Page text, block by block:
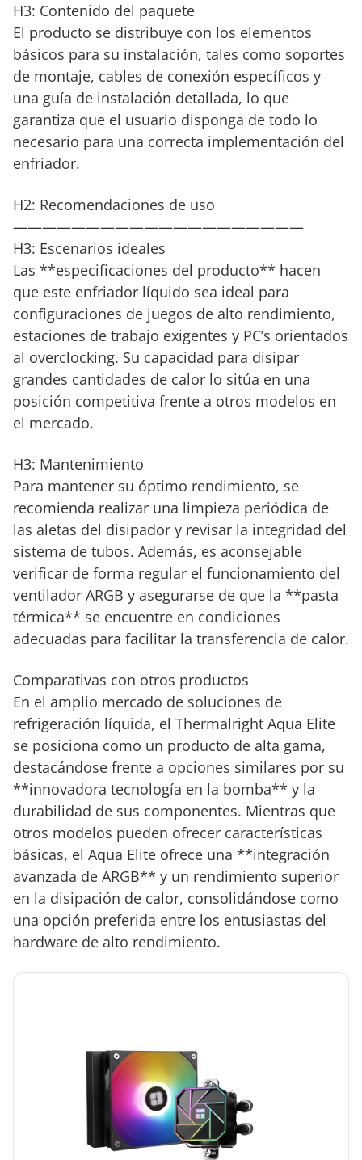
H3: Contenido del paquete
El producto se distribuye con los elementos
básicos para su instalación, tales como soportes
de montaje, cables de conexión específicos y
una guía de instalación detallada, lo que
garantiza que el usuario disponga de todo lo
necesario para una correcta implementación del
enfriador.
H2: Recomendaciones de uso
————————————————————
H3: Escenarios ideales
Las **especificaciones del producto** hacen
que este enfriador líquido sea ideal para
configuraciones de juegos de alto rendimiento,
estaciones de trabajo exigentes y PC’s orientados
al overclocking. Su capacidad para disipar
grandes cantidades de calor lo sitúa en una
posición competitiva frente a otros modelos en
el mercado.
H3: Mantenimiento
Para mantener su óptimo rendimiento, se
recomienda realizar una limpieza periódica de
las aletas del disipador y revisar la integridad del
sistema de tubos. Además, es aconsejable
verificar de forma regular el funcionamiento del
ventilador ARGB y asegurarse de que la **pasta
térmica** se encuentre en condiciones
adecuadas para facilitar la transferencia de calor.
Comparativas con otros productos
En el amplio mercado de soluciones de
refrigeración líquida, el Thermalright Aqua Elite
se posiciona como un producto de alta gama,
destacándose frente a opciones similares por su
**innovadora tecnología en la bomba** y la
durabilidad de sus componentes. Mientras que
otros modelos pueden ofrecer características
básicas, el Aqua Elite ofrece una **integración
avanzada de ARGB** y un rendimiento superior
en la disipación de calor, consolidándose como
una opción preferida entre los entusiastas del
hardware de alto rendimiento.